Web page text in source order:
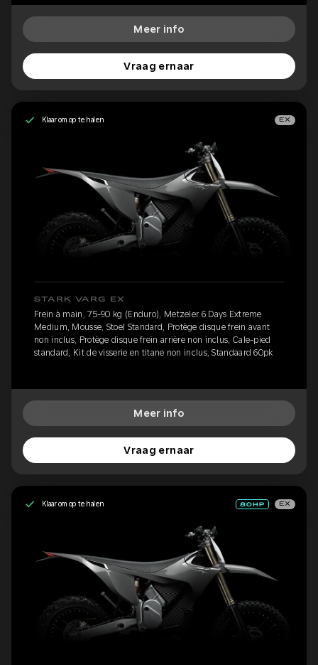
Meer info
Vraag ernaar
Klaar om op te halen EX
STARK VARG EX
Frein à main, 75-90 kg (Enduro), Metzeler 6 Days Extreme
Medium, Mousse, Stoel Standard, Protège disque frein avant
non inclus, Protège disque frein arrière non inclus, Cale-pied
standard, Kit de visserie en titane non inclus, Standaard 60pk
Meer info
Vraag ernaar
Klaar om op te halen EX